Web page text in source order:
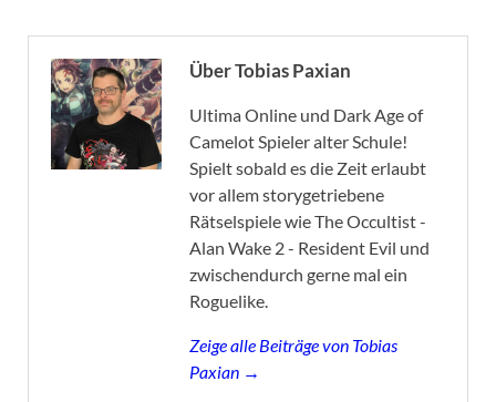
Über Tobias Paxian
Ultima Online und Dark Age of
Camelot Spieler alter Schule!
Spielt sobald es die Zeit erlaubt
vor allem storygetriebene
Rätselspiele wie The Occultist -
Alan Wake 2 - Resident Evil und
zwischendurch gerne mal ein
Roguelike.
Zeige alle Beiträge von Tobias
Paxian →